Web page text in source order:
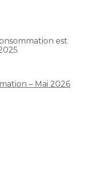
est
– Mai 2026